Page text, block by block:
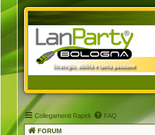
Collegamenti Rapidi FAQ
FORUM